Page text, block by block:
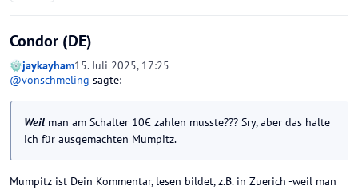
Condor (DE)
jaykayham15. Juli 2025, 17:25
@vonschmeling sagte:
Weil man am Schalter 10€ zahlen musste??? Sry, aber das halte
ich für ausgemachten Mumpitz.
Mumpitz ist Dein Kommentar, lesen bildet, z.B. in Zuerich -weil man